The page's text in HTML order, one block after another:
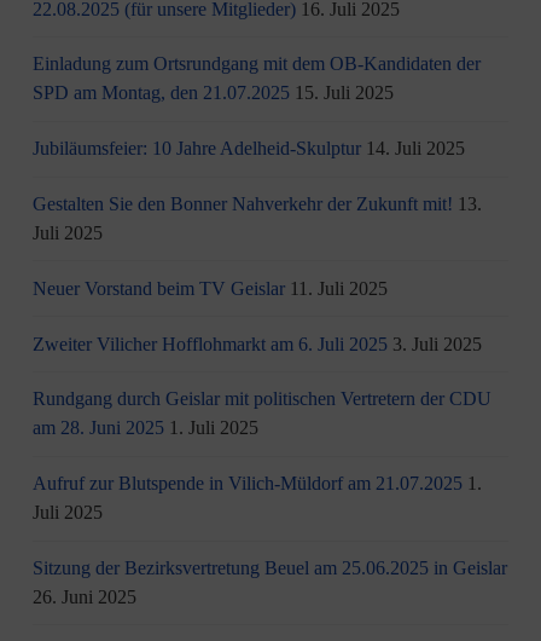
22.08.2025 (für unsere Mitglieder) 16. Juli 2025
Einladung zum Ortsrundgang mit dem OB-Kandidaten der
SPD am Montag, den 21.07.2025 15. Juli 2025
Jubiläumsfeier: 10 Jahre Adelheid-Skulptur 14. Juli 2025
Gestalten Sie den Bonner Nahverkehr der Zukunft mit! 13.
Juli 2025
Neuer Vorstand beim TV Geislar 11. Juli 2025
Zweiter Vilicher Hofflohmarkt am 6. Juli 2025 3. Juli 2025
Rundgang durch Geislar mit politischen Vertretern der CDU
am 28. Juni 2025 1. Juli 2025
Aufruf zur Blutspende in Vilich-Müldorf am 21.07.2025 1.
Juli 2025
Sitzung der Bezirksvertretung Beuel am 25.06.2025 in Geislar
26. Juni 2025